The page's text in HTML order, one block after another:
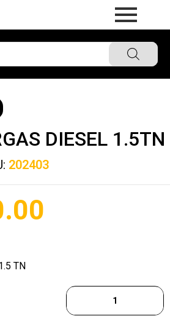
DIESEL 1.5TN
202403
TN